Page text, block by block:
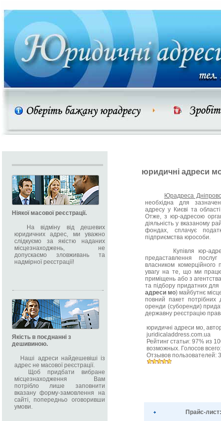
Ніякої масової реєстрації.
На відміну від дешевих
юридичних адрес, ми уважно
слідкуємо за якістю наданих
місцезнаходжень, не
допускаємо зловживань та
надмірної реєстрації!
Якість в поєднанні з
дешивиною.
Наші адреси найдешевіші із
адрес не масової реєстрації.
Щоб придбати вибране
місцезнаходження Вам
потрібло лише заповнити
вказану форму-замовлення на
сайті, попередньо оговоривши
умови.
юридичні адреси
Юрадреса
необхідна для
адресу у Києві та
Отже, з юр-адресою
діяльність у вказаному
фондах, сплачує
підприємства юрособи.
Купівля юр-адрес у
предаставлення
власником
увагу на те, що ми
приміщень або з
та підбору придатних
адреси мо) майбутнє
повний пакет потрібних
оренди (суборенди)
державну реєстрацію
юридичні адреси мо,
juridicaladdress.com.ua
Рейтинг статьи:97% из
возможных. Голосов
Отзывов пользователей:
Прайс-лист: